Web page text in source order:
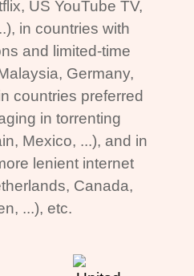
US YouTube TV,
in countries with
and limited-time
Germany,
countries preferred
in torrenting
Mexico, ...), and in
lenient internet
Canada,
...), etc.